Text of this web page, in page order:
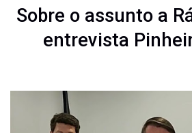
Sobre o assunto a
entrevista